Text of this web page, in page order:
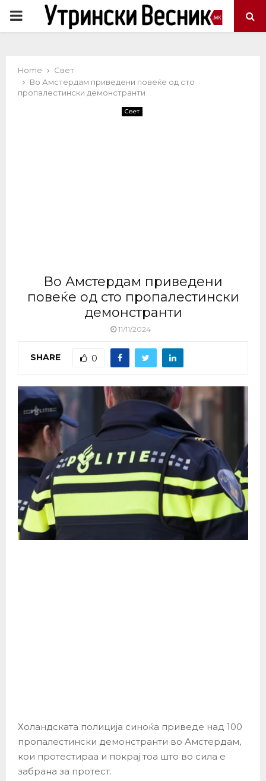
PRIMARY
Home
Свет
Во Амстердам приведени повеќе од сто
пропалестински демонстранти
Свет
Во Амстердам приведени
повеќе од сто пропалестински
демонстранти
11/11/2024
SHARE 0
Холандската полиција синоќа приведе над 100
пропалестински демонстранти во Амстердам,
кои протестираа и покрај тоа што во сила е
забрана за протест.